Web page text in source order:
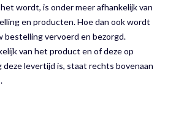
wordt, is onder meer afhankelijk van
en producten. Hoe dan ook wordt
bestelling vervoerd en bezorgd.
van het product en of deze op
deze levertijd is, staat rechts bovenaan